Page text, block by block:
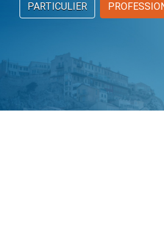
PARTICULIER